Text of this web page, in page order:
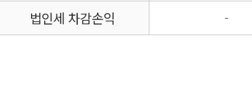
법인세 차감손익 -